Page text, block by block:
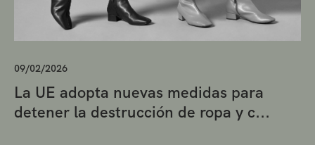
09/02/2026
La UE adopta nuevas medidas para
detener la destrucción de ropa y c...